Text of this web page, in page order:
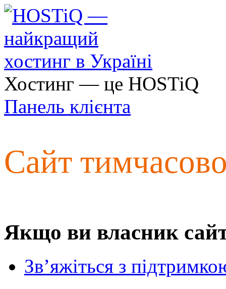
Хостинг — це HOSTiQ
Панель клієнта
Сайт
Якщо ви власник
Зв’яжіться з